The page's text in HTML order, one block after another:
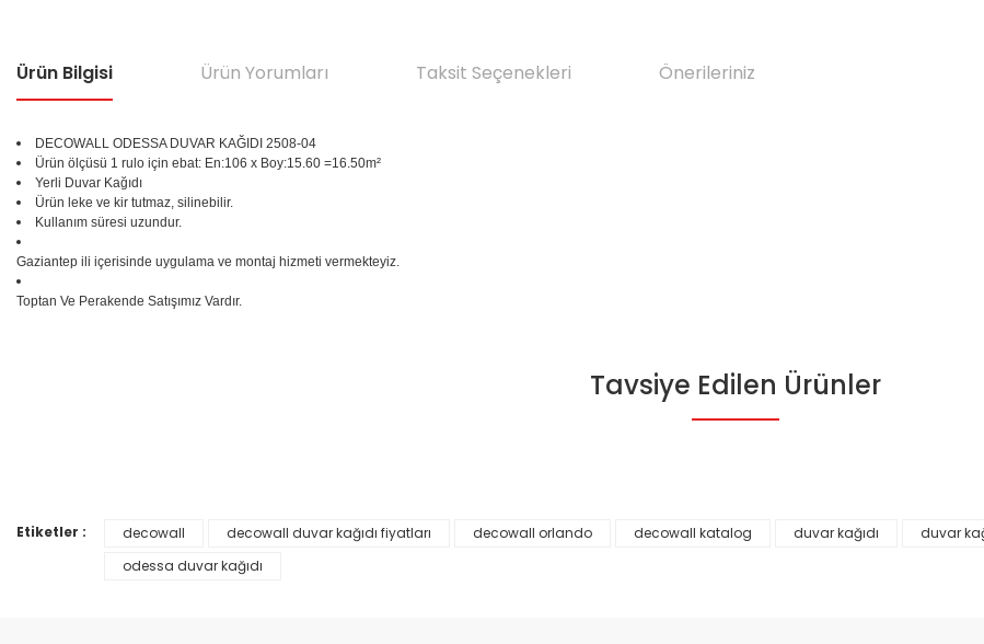
Ürün Bilgisi Ürün Yorumları Taksit Seçenekleri Önerileriniz
DECOWALL ODESSA DUVAR KAĞIDI 2508-04
Ürün ölçüsü 1 rulo için ebat: En:106 x Boy:15.60 =16.50m²
Yerli Duvar Kağıdı
Ürün leke ve kir tutmaz, silinebilir.
Kullanım süresi uzundur.
Gaziantep ili içerisinde uygulama ve montaj hizmeti vermekteyiz.
Toptan Ve Perakende Satışımız Vardır.
Bu ürüne ilk yorumu siz yapın!
Bu ürünün fiyat bilgisi, resim, ürün açıklamalarında ve diğer konularda yetersiz gördüğünüz noktaları öneri formunu kullanarak tarafımıza
Ürün bilgilerinde hatalar bulunuyor.
Tavsiye Edilen Ürünler
Etiketler : decowall decowall duvar kağıdı fiyatları decowall orlando decowall katalog duvar kağıdı duvar
odessa duvar kağıdı